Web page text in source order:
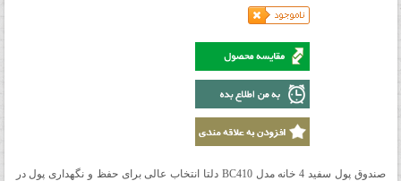
صندوق پول سفید 4 خانه مدل BC410 دلتا انتخاب عالی برای حفظ و نگهداری پول در